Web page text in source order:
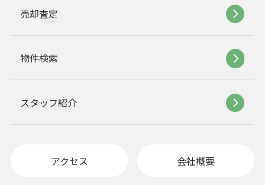
売却査定
物件検索
スタッフ紹介
アクセス 会社概要